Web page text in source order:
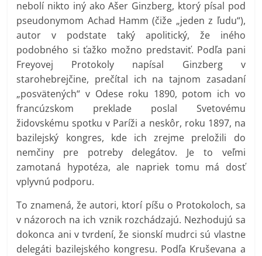
nebolí nikto iný ako Ašer Ginzberg, ktorý písal pod
pseudonymom Achad Hamm (čiže „jeden z ľudu“),
autor v podstate taký apolitický, že iného
podobného si ťažko možno predstaviť. Podľa pani
Freyovej Protokoly napísal Ginzberg v
starohebrejčine, prečítal ich na tajnom zasadaní
„posvätených“ v Odese roku 1890, potom ich vo
francúzskom preklade poslal Svetovému
židovskému spotku v Paríži a neskôr, roku 1897, na
bazilejský kongres, kde ich zrejme preložili do
nemčiny pre potreby delegátov. Je to veľmi
zamotaná hypotéza, ale napriek tomu má dosť
vplyvnú podporu.
To znamená, že autori, ktorí píšu o Protokoloch, sa
v názoroch na ich vznik rozchádzajú. Nezhodujú sa
dokonca ani v tvrdení, že sionskí mudrci sú vlastne
delegáti bazilejského kongresu. Podľa Kruševana a